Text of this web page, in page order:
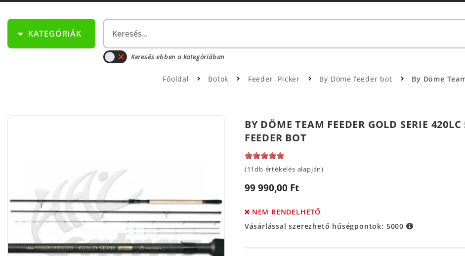
KATEGÓRIÁK
Keresés ebben a kategóriában
Főoldal Botok Feeder, Picker By Döme feeder bot By Döme
BY DÖME TEAM FEEDER GOLD SERIE
FEEDER BOT
(11db értékelés alapján)
99 990,00 Ft
NEM RENDELHETŐ
Vásárlással szerezhető hűségpontok: 5000